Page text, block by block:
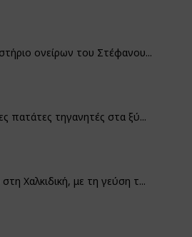
ονείρων του Στέφανου...
πατάτες τηγανητές στα ξύ...
Χαλκιδική, με τη γεύση τ...